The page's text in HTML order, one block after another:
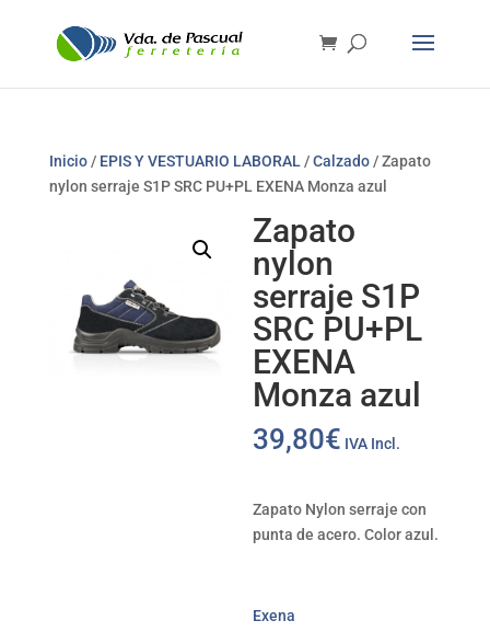
Inicio/ EPIS Y VESTUARIO LABORAL /Calzado/ Zapato
nylon serraje S1P SRC PU+PL EXENA Monza azul
Zapato
nylon
serraje S1P
SRC PU+PL
EXENA
Monza azul
39,80€ IVA Incl.
Zapato Nylon serraje con
punta de acero. Color azul.
Exena